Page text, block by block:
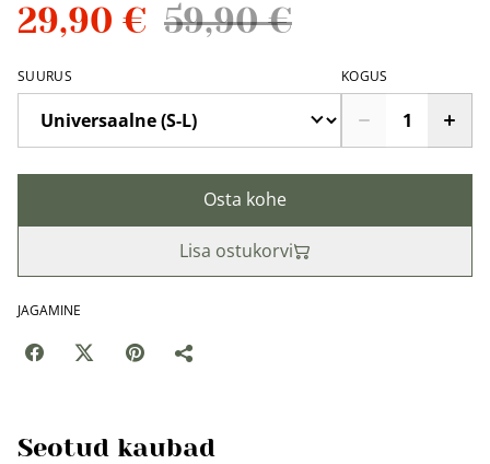
29,90 € 59,90 €
SUURUS KOGUS
Osta kohe
Lisa ostukorvi
JAGAMINE
Seotud kaubad